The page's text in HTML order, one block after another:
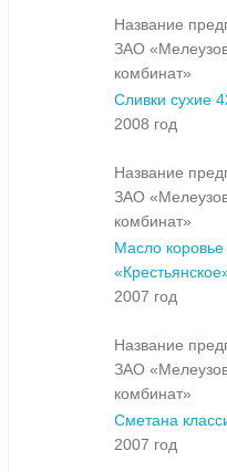
Название
ЗАО
комбинат»
Сливки сухие
2008 год
Название
ЗАО
комбинат»
Масло
2007 год
Название
ЗАО
комбинат»
Сметана
2007 год